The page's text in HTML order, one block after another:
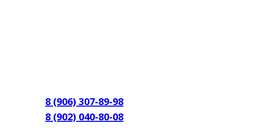
8 (906) 307-89-98
8 (902) 040-80-08